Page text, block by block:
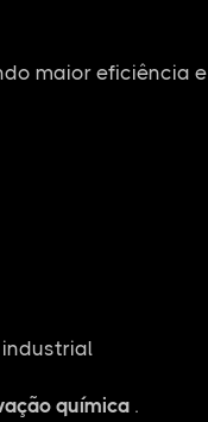
maior eficiência
química.